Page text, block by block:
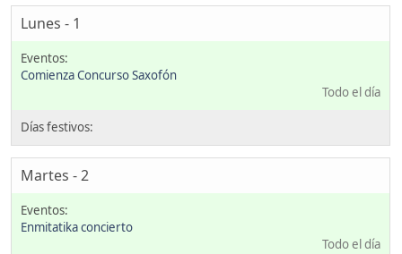
Lunes - 1
Comienza Concurso Saxofón
Todo el día
Martes - 2
Enmitatika concierto
Todo el día